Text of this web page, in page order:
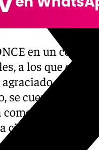
en un
a los que está
que
se cuenta entre
sus amigos.
ciudad algo tan